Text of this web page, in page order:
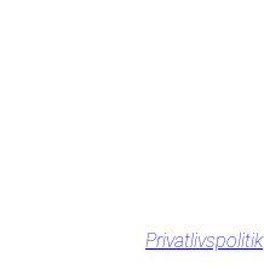
Privatlivspolitik